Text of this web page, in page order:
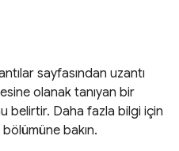
sayfasından uzantı
olanak tanıyan bir
belirtir. Daha fazla bilgi için
bölümüne bakın.